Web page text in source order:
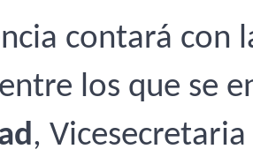
contará con
los que se
,